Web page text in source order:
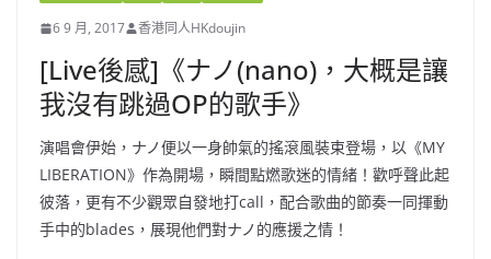
6 9 月, 2017 香港同人HKdoujin
[Live後感]《ナノ(nano)，大概是讓
我沒有跳過OP的歌手》
演唱會伊始，ナノ便以一身帥氣的搖滾風裝束登場，以《MY
LIBERATION》作為開場，瞬間點燃歌迷的情緒！歡呼聲此起
彼落，更有不少觀眾自發地打call，配合歌曲的節奏一同揮動
手中的blades，展現他們對ナノ的應援之情！